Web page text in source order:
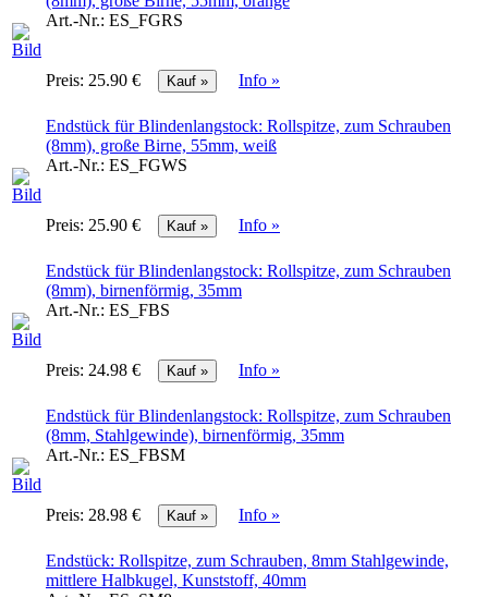
Art.-Nr.: ES_FGRS
Preis: 25.90 € Info »
Endstück für Blindenlangstock: Rollspitze, zum Schrauben
(8mm), große Birne, 55mm, weiß
Art.-Nr.: ES_FGWS
Preis: 25.90 € Info »
Endstück für Blindenlangstock: Rollspitze, zum Schrauben
(8mm), birnenförmig, 35mm
Art.-Nr.: ES_FBS
Preis: 24.98 € Info »
Endstück für Blindenlangstock: Rollspitze, zum Schrauben
(8mm, Stahlgewinde), birnenförmig, 35mm
Art.-Nr.: ES_FBSM
Preis: 28.98 € Info »
Endstück: Rollspitze, zum Schrauben, 8mm Stahlgewinde,
mittlere Halbkugel, Kunststoff, 40mm